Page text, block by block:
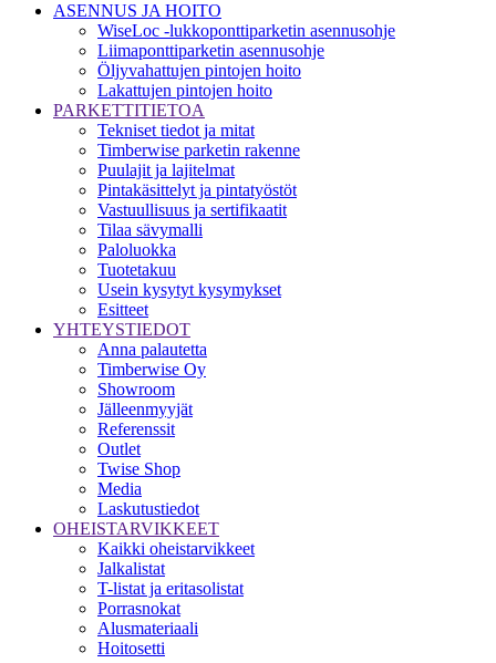
ASENNUS JA HOITO
WiseLoc -lukkoponttiparketin asennusohje
Liimaponttiparketin asennusohje
Öljyvahattujen pintojen hoito
Lakattujen pintojen hoito
PARKETTITIETOA
Tekniset tiedot ja mitat
Timberwise parketin rakenne
Puulajit ja lajitelmat
Pintakäsittelyt ja pintatyöstöt
Vastuullisuus ja sertifikaatit
Tilaa sävymalli
Paloluokka
Tuotetakuu
Usein kysytyt kysymykset
Esitteet
YHTEYSTIEDOT
Anna palautetta
Timberwise Oy
Showroom
Jälleenmyyjät
Referenssit
Outlet
Twise Shop
Media
Laskutustiedot
OHEISTARVIKKEET
Kaikki oheistarvikkeet
Jalkalistat
T-listat ja eritasolistat
Porrasnokat
Alusmateriaali
Hoitosetti